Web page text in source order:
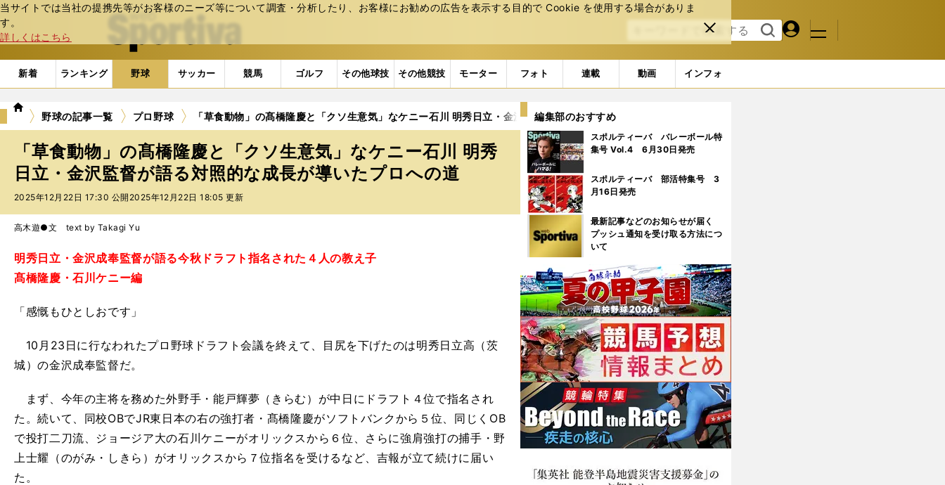
当サイトでは当社の提携先等がお客様のニーズ等について調査・分析したり、お客様にお勧めの広告を表⽰する⽬的で Cookie を使⽤する場合がありま
す。
詳しくはこちら
閉じ
る
web Sportiva (webスポルティーバ)
検索
る
マイペ
ジ
メニュ
新着 ランキング 野球 サッカー 競馬 ゴルフ その他球技 その他競技 モーター フォト 連載 動画 インフォ
we
ル
テ
ィ
ー
バ
野球の記事一覧 プロ野球 「草食動物」の髙橋隆慶と「クソ生意気」なケニー石川 明秀日立・金沢監督が語る対照的な成長が導いたプロへの道
「草食動物」の髙橋隆慶と「クソ生意気」なケニー石川 明秀
日立・金沢監督が語る対照的な成長が導いたプロへの道
2025年12月22日 17:30 公開 2025年12月22日 18:05 更新
高木遊●文 text by Takagi Yu
明秀日立・金沢成奉監督が語る今秋ドラフト指名された４人の教え子
髙橋隆慶・石川ケニー編
「感慨もひとしおです」
10月23日に行なわれたプロ野球ドラフト会議を終えて、目尻を下げたのは明秀日立高（茨
城）の金沢成奉監督だ。
まず、今年の主将を務めた外野手・能戸輝夢（きらむ）が中日にドラフト４位で指名され
た。続いて、同校OBでJR東日本の右の強打者・髙橋隆慶がソフトバンクから５位、同じくOB
で投打二刀流、ジョージア大の石川ケニーがオリックスから６位、さらに強肩強打の捕手・野
上士耀（のがみ・しきら）がオリックスから７位指名を受けるなど、吉報が立て続けに届い
た。
編集部のおすすめ
スポルティーバ バレーボール特
集号 Vol.4 6月30日発売
スポルティーバ 部活特集号 3
月16日発売
最新記事などのお知らせが届く
プッシュ通知を受け取る方法につ
いて